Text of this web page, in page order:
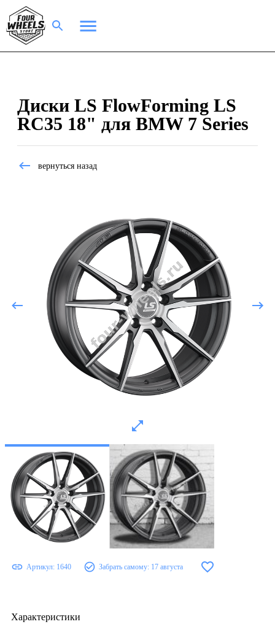
Диски LS FlowForming LS
RC35 18" для BMW 7 Series
вернуться назад
Артикул: 1640 Забрать самому: 17 августа
Характеристики